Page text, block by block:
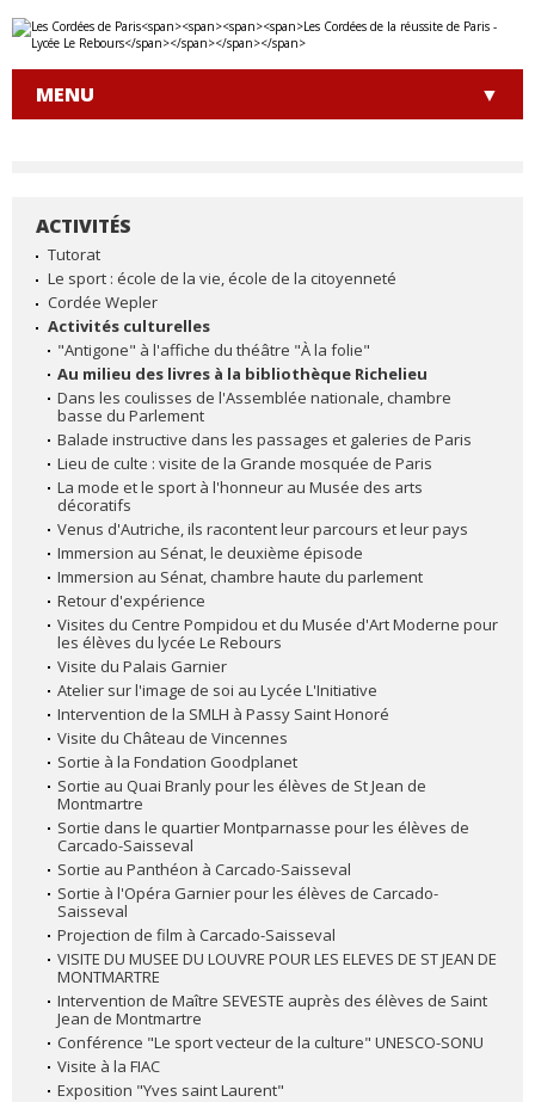
Aller
au
Outils
personnels
MENU
NAVIGATION
ACTIVITÉS
Tutorat
Le sport : école de la vie, école de la citoyenneté
Cordée Wepler
Activités culturelles
"Antigone" à l'affiche du théâtre "À la folie"
Au milieu des livres à la bibliothèque Richelieu
Dans les coulisses de l'Assemblée nationale, chambre
basse du Parlement
Balade instructive dans les passages et galeries de Paris
Lieu de culte : visite de la Grande mosquée de Paris
La mode et le sport à l'honneur au Musée des arts
décoratifs
Venus d'Autriche, ils racontent leur parcours et leur pays
Immersion au Sénat, le deuxième épisode
Immersion au Sénat, chambre haute du parlement
Retour d'expérience
Visites du Centre Pompidou et du Musée d'Art Moderne pour
les élèves du lycée Le Rebours
Visite du Palais Garnier
Atelier sur l'image de soi au Lycée L'Initiative
Intervention de la SMLH à Passy Saint Honoré
Visite du Château de Vincennes
Sortie à la Fondation Goodplanet
Sortie au Quai Branly pour les élèves de St Jean de
Montmartre
Sortie dans le quartier Montparnasse pour les élèves de
Carcado-Saisseval
Sortie au Panthéon à Carcado-Saisseval
Sortie à l'Opéra Garnier pour les élèves de Carcado-
Saisseval
Projection de film à Carcado-Saisseval
VISITE DU MUSEE DU LOUVRE POUR LES ELEVES DE ST JEAN DE
MONTMARTRE
Intervention de Maître SEVESTE auprès des élèves de Saint
Jean de Montmartre
Conférence "Le sport vecteur de la culture" UNESCO-SONU
Visite à la FIAC
Exposition "Yves saint Laurent"